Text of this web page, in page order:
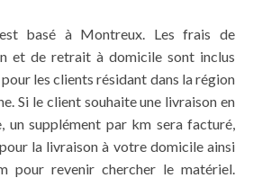
basé à Montreux. Les frais de
et de retrait à domicile sont inclus
les clients résidant dans la région
Si le client souhaite une livraison en
un supplément par km sera facturé,
la livraison à votre domicile ainsi
pour revenir chercher le matériel.